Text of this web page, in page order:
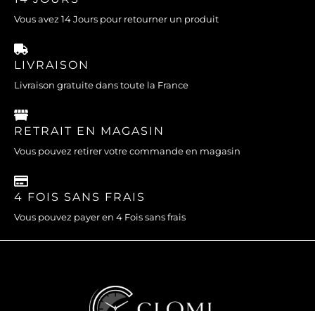
Vous avez 14 Jours pour retourner un produit
LIVRAISON
Livraison gratuite dans toute la France
RETRAIT EN MAGASIN
Vous pouvez retirer votre commande en magasin
4 FOIS SANS FRAIS
Vous pouvez payer en 4 Fois sans frais